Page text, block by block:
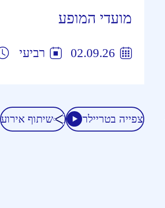
מועדי המופע
02.09.26 רביעי
צפייה בטריילר שיתוף אירוע